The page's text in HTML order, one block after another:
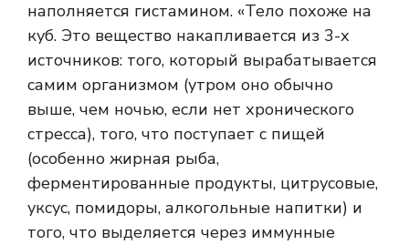
наполняется гистамином. «Тело похоже на
куб. Это вещество накапливается из 3-х
источников: того, который вырабатывается
самим организмом (утром оно обычно
выше, чем ночью, если нет хронического
стресса), того, что поступает с пищей
(особенно жирная рыба,
ферментированные продукты, цитрусовые,
уксус, помидоры, алкогольные напитки) и
того, что выделяется через иммунные